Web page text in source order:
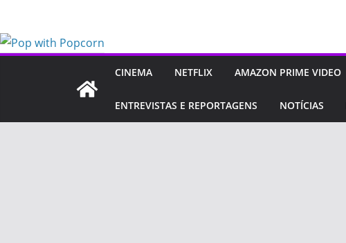
o
CINEMA NETFLIX AMAZON PRIME VIDEO
ENTREVISTAS E REPORTAGENS NOTÍCIAS